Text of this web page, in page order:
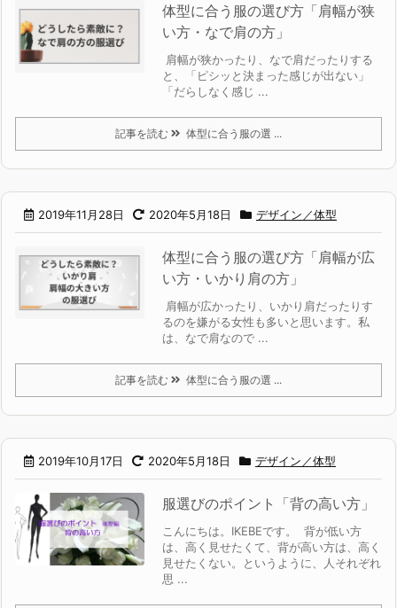
体型に合う服の選び方「肩幅が狭
い方・なで肩の方」
肩幅が狭かったり、なで肩だったりする
と、「ピシッと決まった感じが出ない」
「だらしなく感じ ...
記事を読む 体型に合う服の選 ...
2019年11月28日 2020年5月18日 デザイン／体型
体型に合う服の選び方「肩幅が広
い方・いかり肩の方」
肩幅が広かったり、いかり肩だったりす
るのを嫌がる女性も多いと思います。私
は、なで肩なので ...
記事を読む 体型に合う服の選 ...
2019年10月17日 2020年5月18日 デザイン／体型
服選びのポイント「背の高い方」
こんにちは。IKEBEです。 背が低い方
は、高く見せたくて、背が高い方は、高く
見せたくない。というように、人それぞれ
思 ...